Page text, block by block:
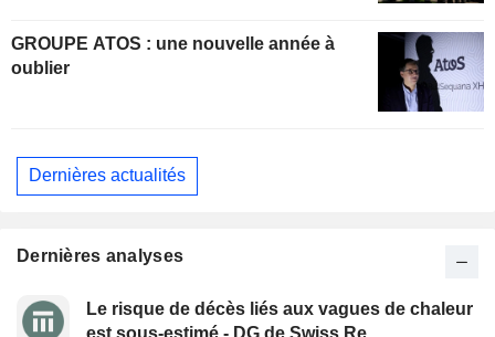
GROUPE ATOS : une nouvelle année à
oublier
Dernières actualités
Dernières analyses
Le risque de décès liés aux vagues de chaleur
est sous-estimé - DG de Swiss Re